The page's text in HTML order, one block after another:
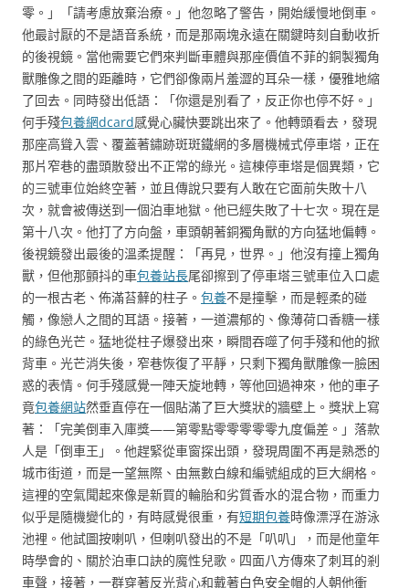
零。」「請考慮放棄治療。」他忽略了警告，開始緩慢地倒車。
他最討厭的不是語音系統，而是那兩塊永遠在關鍵時刻自動收折
的後視鏡。當他需要它們來判斷車體與那座價值不菲的銅製獨角
獸雕像之間的距離時，它們卻像兩片羞澀的耳朵一樣，優雅地縮
了回去。同時發出低語：「你還是別看了，反正你也停不好。」
何手殘包養網dcard感覺心臟快要跳出來了。他轉頭看去，發現
那座高聳入雲、覆蓋著鏽跡斑斑鐵網的多層機械式停車塔，正在
那片窄巷的盡頭散發出不正常的綠光。這棟停車塔是個異類，它
的三號車位始終空著，並且傳說只要有人敢在它面前失敗十八
次，就會被傳送到一個泊車地獄。他已經失敗了十七次。現在是
第十八次。他打了方向盤，車頭朝著銅獨角獸的方向猛地偏轉。
後視鏡發出最後的溫柔提醒：「再見，世界。」他沒有撞上獨角
獸，但他那顫抖的車包養站長尾卻擦到了停車塔三號車位入口處
的一根古老、佈滿苔蘚的柱子。 包養不是撞擊，而是輕柔的碰
觸，像戀人之間的耳語。接著，一道濃郁的、像薄荷口香糖一樣
的綠色光芒。猛地從柱子爆發出來，瞬間吞噬了何手殘和他的掀
背車。光芒消失後，窄巷恢復了平靜，只剩下獨角獸雕像一臉困
惑的表情。何手殘感覺一陣天旋地轉，等他回過神來，他的車子
竟包養網站然垂直停在一個貼滿了巨大獎狀的牆壁上。獎狀上寫
著：「完美倒車入庫獎——第零點零零零零零九度偏差。」落款
人是「倒車王」。他趕緊從車窗探出頭，發現周圍不再是熟悉的
城市街道，而是一望無際、由無數白線和編號組成的巨大網格。
這裡的空氣聞起來像是新買的輪胎和劣質香水的混合物，而重力
似乎是隨機變化的，有時感覺很重，有短期包養時像漂浮在游泳
池裡。他試圖按喇叭，但喇叭發出的不是「叭叭」，而是他童年
時學會的、關於泊車口訣的魔性兒歌。四面八方傳來了刺耳的剎
車聲，接著，一群穿著反光背心和戴著白色安全帽的人朝他衝